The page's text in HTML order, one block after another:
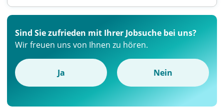
Sind Sie zufrieden mit Ihrer Jobsuche bei uns?
Wir freuen uns von Ihnen zu hören.
Ja Nein